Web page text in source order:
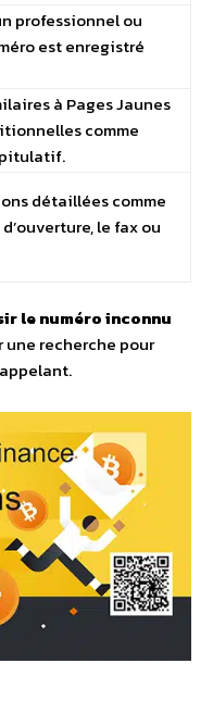
professionnel ou
est enregistré
à Pages Jaunes
comme
détaillées comme
le fax ou
le numéro inconnu
une recherche pour